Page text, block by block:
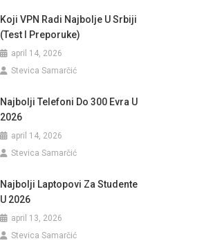
Koji VPN Radi Najbolje U Srbiji
(test I Preporuke)
april 14, 2026
Stevica Samarčić
Najbolji Telefoni Do 300 Evra U
2026
april 14, 2026
Stevica Samarčić
Najbolji Laptopovi Za Studente
U 2026
april 13, 2026
Stevica Samarčić